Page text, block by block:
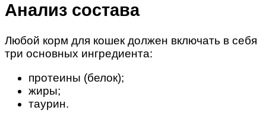
Анализ состава
Любой корм для кошек должен включать в себя
три основных ингредиента:
протеины (белок);
жиры;
таурин.